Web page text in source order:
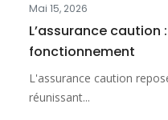
Mai 15, 2026
L’assurance
fonctionnement
L'assurance caution
réunissant...